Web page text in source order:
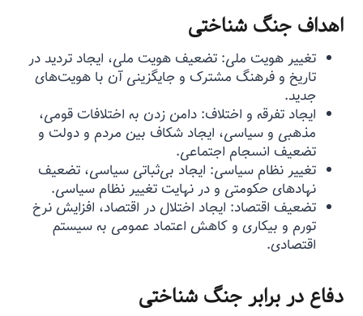
اهداف جنگ شناختی
تغییر هویت ملی: تضعیف هویت ملی، ایجاد تردید در
تاریخ و فرهنگ مشترک و جایگزینی آن با هویت‌های
جدید.
ایجاد تفرقه و اختلاف: دامن زدن به اختلافات قومی،
مذهبی و سیاسی، ایجاد شکاف بین مردم و دولت و
تضعیف انسجام اجتماعی.
تغییر نظام سیاسی: ایجاد بی‌ثباتی سیاسی، تضعیف
نهادهای حکومتی و در نهایت تغییر نظام سیاسی.
تضعیف اقتصاد: ایجاد اختلال در اقتصاد، افزایش نرخ
تورم و بیکاری و کاهش اعتماد عمومی به سیستم
اقتصادی.
دفاع در برابر جنگ شناختی